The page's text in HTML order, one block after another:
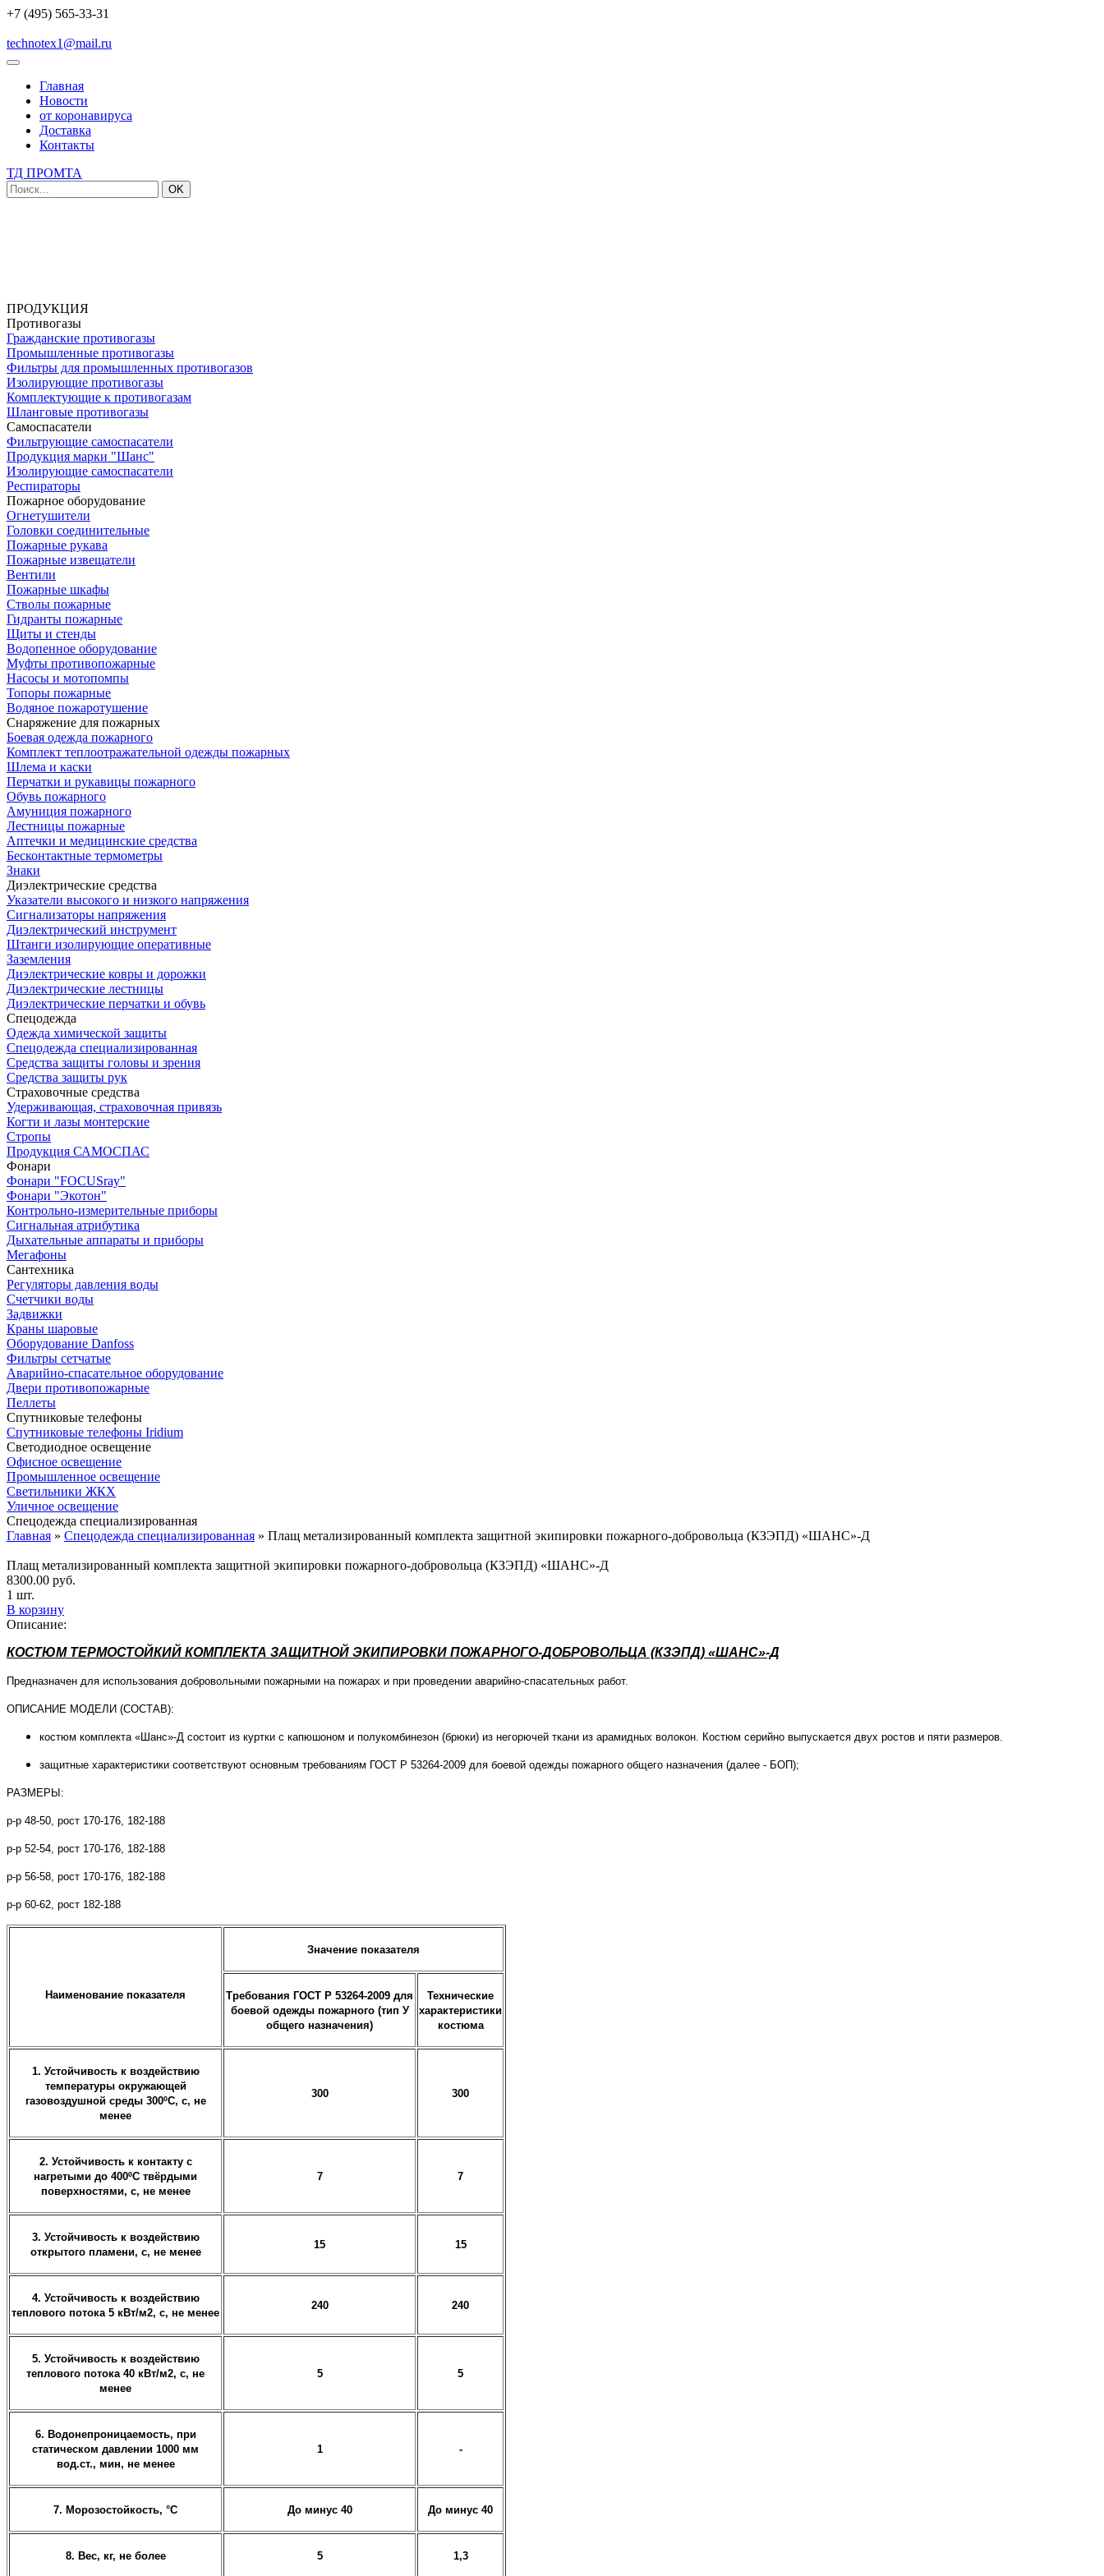
+7 (495) 565-33-31
technotex1@mail.ru
Главная
Новости
от коронавируса
Доставка
Контакты
ТД ПРОМТА
OK
ПРОДУКЦИЯ
Противогазы
Гражданские противогазы
Промышленные противогазы
Фильтры для промышленных противогазов
Изолирующие противогазы
Комплектующие к противогазам
Шланговые противогазы
Самоспасатели
Фильтрующие самоспасатели
Продукция марки "Шанс"
Изолирующие самоспасатели
Респираторы
Пожарное оборудование
Огнетушители
Головки соединительные
Пожарные рукава
Пожарные извещатели
Вентили
Пожарные шкафы
Стволы пожарные
Гидранты пожарные
Щиты и стенды
Водопенное оборудование
Муфты противопожарные
Насосы и мотопомпы
Топоры пожарные
Водяное пожаротушение
Снаряжение для пожарных
Боевая одежда пожарного
Комплект теплоотражательной одежды пожарных
Шлема и каски
Перчатки и рукавицы пожарного
Обувь пожарного
Амуниция пожарного
Лестницы пожарные
Аптечки и медицинские средства
Бесконтактные термометры
Знаки
Диэлектрические средства
Указатели высокого и низкого напряжения
Сигнализаторы напряжения
Диэлектрический инструмент
Штанги изолирующие оперативные
Заземления
Диэлектрические ковры и дорожки
Диэлектрические лестницы
Диэлектрические перчатки и обувь
Спецодежда
Одежда химической защиты
Спецодежда специализированная
Средства защиты головы и зрения
Средства защиты рук
Страховочные средства
Удерживающая, страховочная привязь
Когти и лазы монтерские
Стропы
Продукция САМОСПАС
Фонари
Фонари "FOCUSray"
Фонари "Экотон"
Контрольно-измерительные приборы
Сигнальная атрибутика
Дыхательные аппараты и приборы
Мегафоны
Сантехника
Регуляторы давления воды
Счетчики воды
Задвижки
Краны шаровые
Оборудование Danfoss
Фильтры сетчатые
Аварийно-спасательное оборудование
Двери противопожарные
Пеллеты
Спутниковые телефоны
Спутниковые телефоны Iridium
Светодиодное освещение
Офисное освещение
Промышленное освещение
Светильники ЖКХ
Уличное освещение
Спецодежда специализированная
Главная » Спецодежда специализированная » Плащ метализированный комплекта защитной экипировки пожарного-добровольца (КЗЭПД) «ШАНС»-Д
Плащ метализированный комплекта защитной экипировки пожарного-добровольца (КЗЭПД) «ШАНС»-Д
8300.00 руб.
1 шт.
В корзину
Описание:
КОСТЮМ ТЕРМОСТОЙКИЙ КОМПЛЕКТА ЗАЩИТНОЙ ЭКИПИРОВКИ ПОЖАРНОГО-ДОБРОВОЛЬЦА (КЗЭПД) «ШАНС»-Д
Предназначен для использования добровольными пожарными на пожарах и при проведении аварийно-спасательных работ.
ОПИСАНИЕ МОДЕЛИ (СОСТАВ):
костюм комплекта «Шанс»-Д состоит из куртки с капюшоном и полукомбинезон (брюки) из негорючей ткани из арамидных волокон. Костюм серийно выпускается двух ростов и пяти размеров.
защитные характеристики соответствуют основным требованиям ГОСТ Р 53264-2009 для боевой одежды пожарного общего назначения (далее - БОП);
РАЗМЕРЫ:
р-р 48-50, рост 170-176, 182-188
р-р 52-54, рост 170-176, 182-188
р-р 56-58, рост 170-176, 182-188
р-р 60-62, рост 182-188
Наименование показателя
Значение показателя
Требования ГОСТ Р 53264-2009 для
боевой одежды пожарного (тип У
общего назначения)
Технические
характеристики
костюма
1. Устойчивость к воздействию
температуры окружающей
газовоздушной среды 300ºС, с, не
менее
300 300
2. Устойчивость к контакту с
нагретыми до 400ºС твёрдыми
поверхностями, с, не менее
7 7
3. Устойчивость к воздействию
открытого пламени, с, не менее
15 15
4. Устойчивость к воздействию
теплового потока 5 кВт/м2, с, не менее
240 240
5. Устойчивость к воздействию
теплового потока 40 кВт/м2, с, не
менее
5 5
6. Водонепроницаемость, при
статическом давлении 1000 мм
вод.ст., мин, не менее
1 -
7. Морозостойкость, °С До минус 40 До минус 40
8. Вес, кг, не более 5 1,3